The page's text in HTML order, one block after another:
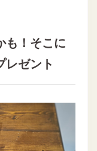
も！そこに
レゼント